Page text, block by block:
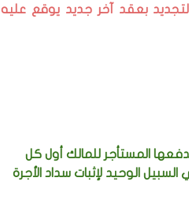
بعقد آخر جديد يوقع عليه
المستأجر للمالك أول كل
الوحيد لإثبات سداد الأجرة